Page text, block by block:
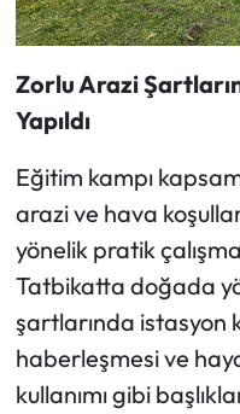
Zorlu Arazi
Yapıldı
Eğitim kampı
arazi ve hava
yönelik pratik
Tatbikatta doğada
şartlarında istasyon
haberleşmesi ve
kullanımı gibi